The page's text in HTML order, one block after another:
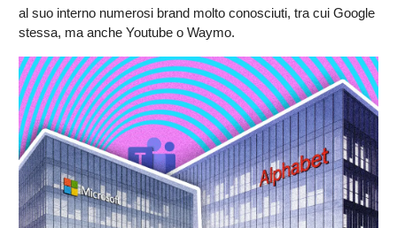
al suo interno numerosi brand molto conosciuti, tra cui Google
stessa, ma anche Youtube o Waymo.